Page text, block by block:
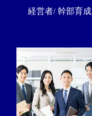
経営者/ 幹部育成